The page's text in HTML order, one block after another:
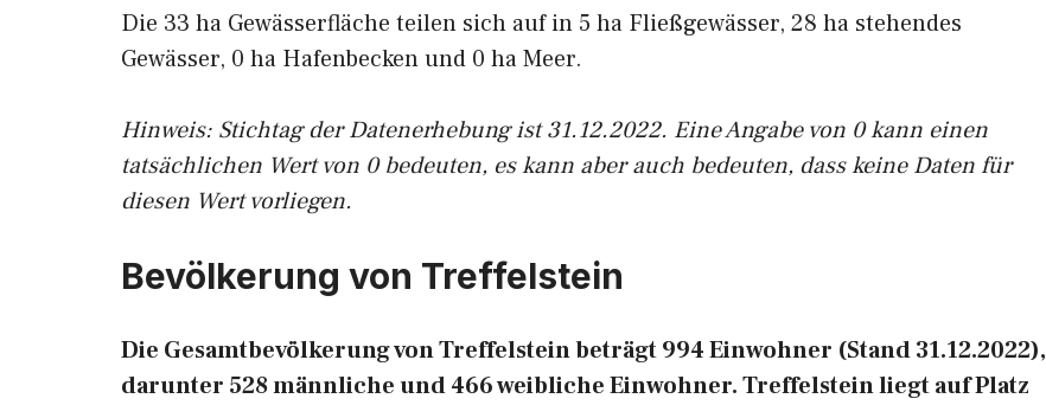
Die 33 ha Gewässerfläche teilen sich auf in 5 ha Fließgewässer, 28 ha stehendes
Gewässer, 0 ha Hafenbecken und 0 ha Meer.
Hinweis: Stichtag der Datenerhebung ist 31.12.2022. Eine Angabe von 0 kann einen
tatsächlichen Wert von 0 bedeuten, es kann aber auch bedeuten, dass keine Daten für
diesen Wert vorliegen.
Bevölkerung von Treffelstein
Die Gesamtbevölkerung von Treffelstein beträgt 994 Einwohner (Stand 31.12.2022),
darunter 528 männliche und 466 weibliche Einwohner. Treffelstein liegt auf Platz